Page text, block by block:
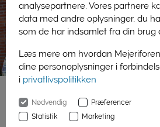
analysepartnere. Vores partnere
data med andre oplysninger, du
som de har indsamlet fra din brug
Læs mere om hvordan
dine personoplysninger i
i privatlivspolitikken
Nødvendig
Præferencer
Statistik
Marketing
Forside Bæredygtighed
”At vide, at vi passer på noget vigtigt,